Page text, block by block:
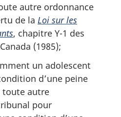
autre ordonnance
de la Loi sur les
, chapitre Y-1 des
(1985);
un adolescent
d’une peine
toute autre
pour